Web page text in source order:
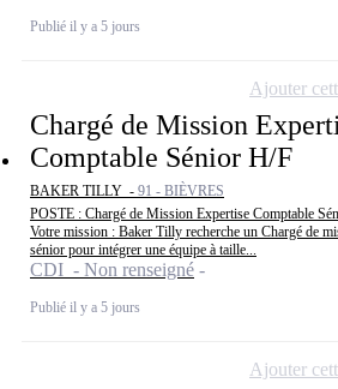
Publié il y a 5 jours
Chargé de Mission
Comptable Sénior H/F
BAKER TILLY - 91 - BIÈVRES
POSTE : Chargé de Mission Expertise Comptable
Votre mission : Baker Tilly recherche un Chargé de
sénior pour intégrer une équipe à taille...
CDI - Non renseigné
Publié il y a 5 jours
Ajouter
Ajouter